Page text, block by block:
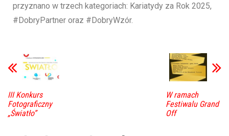
przyznano w trzech kategoriach: Kariatydy za Rok 2025,
#DobryPartner oraz #DobryWzór.
III Konkurs
Fotograficzny
„Światło”
W ramach
Festiwalu Grand
Off